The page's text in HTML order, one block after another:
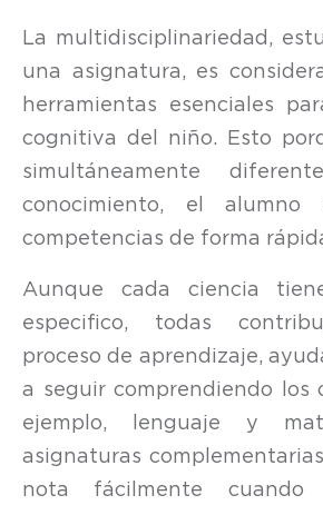
La multidisciplinariedad,
una asignatura, es
herramientas esenciales
cognitiva del niño. Esto
simultáneamente
conocimiento, el alumno
competencias de forma
Aunque cada ciencia
especifico, todas
proceso de aprendizaje,
a seguir comprendiendo los
ejemplo, lenguaje y
asignaturas
nota fácilmente